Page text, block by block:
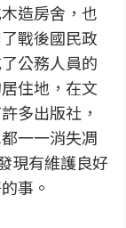
造房舍，也
戰後國民政
公務人員的
住地，在文
多出版社，
一一消失凋
現有維護良好
事。